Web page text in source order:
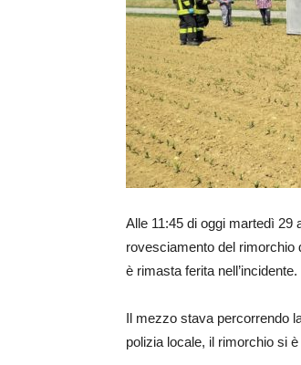
Alle 11:45 di oggi martedì 29
rovesciamento del rimorchio
è rimasta ferita nell’incidente.
Il mezzo stava percorrendo
polizia locale, il rimorchio si